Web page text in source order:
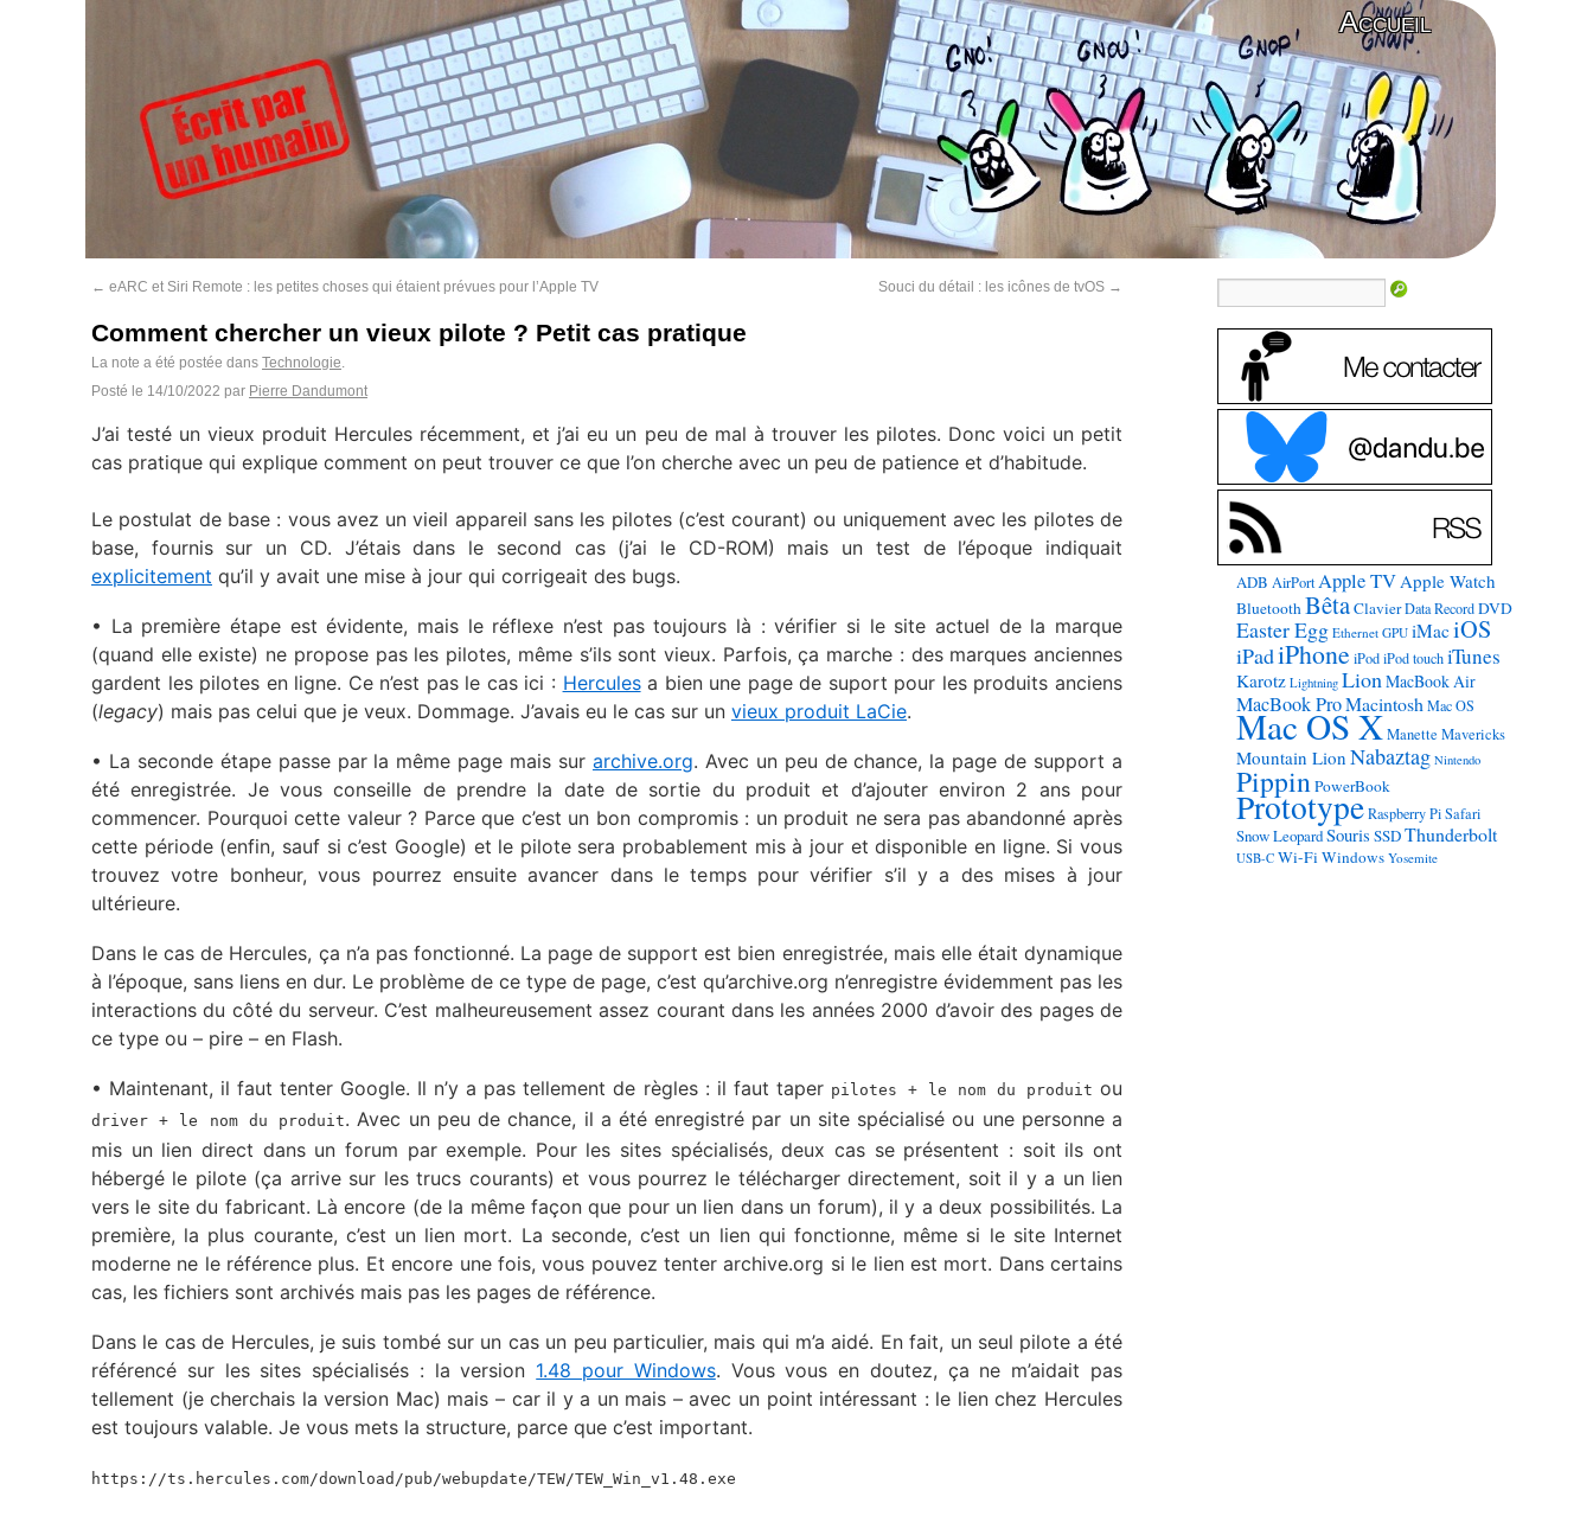
Accueil
← eARC et Siri Remote : les petites choses qui étaient prévues pour l’Apple TV Souci du détail : les icônes de tvOS →
Comment chercher un vieux pilote ? Petit cas pratique
La note a été postée dans Technologie.
Posté le 14/10/2022 par Pierre Dandumont
J’ai testé un vieux produit Hercules récemment, et j’ai eu un peu de mal à trouver les pilotes. Donc voici un petit
cas pratique qui explique comment on peut trouver ce que l’on cherche avec un peu de patience et d’habitude.
Le postulat de base : vous avez un vieil appareil sans les pilotes (c’est courant) ou uniquement avec les pilotes de
base, fournis sur un CD. J’étais dans le second cas (j’ai le CD-ROM) mais un test de l’époque indiquait
explicitement qu’il y avait une mise à jour qui corrigeait des bugs.
• La première étape est évidente, mais le réflexe n’est pas toujours là : vérifier si le site actuel de la marque
(quand elle existe) ne propose pas les pilotes, même s’ils sont vieux. Parfois, ça marche : des marques anciennes
gardent les pilotes en ligne. Ce n’est pas le cas ici : Herculesa bien une page de suport pour les produits anciens
(legacy) mais pas celui que je veux. Dommage. J’avais eu le cas sur un vieux produit LaCie.
• La seconde étape passe par la même page mais sur archive.org. Avec un peu de chance, la page de support a
été enregistrée. Je vous conseille de prendre la date de sortie du produit et d’ajouter environ 2 ans pour
commencer. Pourquoi cette valeur ? Parce que c’est un bon compromis : un produit ne sera pas abandonné après
cette période (enfin, sauf si c’est Google) et le pilote sera probablement mis à jour et disponible en ligne. Si vous
trouvez votre bonheur, vous pourrez ensuite avancer dans le temps pour vérifier s’il y a des mises à jour
ultérieure.
Dans le cas de Hercules, ça n’a pas fonctionné. La page de support est bien enregistrée, mais elle était dynamique
à l’époque, sans liens en dur. Le problème de ce type de page, c’est qu’archive.org n’enregistre évidemment pas les
interactions du côté du serveur. C’est malheureusement assez courant dans les années 2000 d’avoir des pages de
ce type ou – pire – en Flash.
• Maintenant, il faut tenter Google. Il n’y a pas tellement de règles : il faut taper pilotes + le nom du produit ou
driver + le nom du produit. Avec un peu de chance, il a été enregistré par un site spécialisé ou une personne a
mis un lien direct dans un forum par exemple. Pour les sites spécialisés, deux cas se présentent : soit ils ont
hébergé le pilote (ça arrive sur les trucs courants) et vous pourrez le télécharger directement, soit il y a un lien
vers le site du fabricant. Là encore (de la même façon que pour un lien dans un forum), il y a deux possibilités. La
première, la plus courante, c’est un lien mort. La seconde, c’est un lien qui fonctionne, même si le site Internet
moderne ne le référence plus. Et encore une fois, vous pouvez tenter archive.org si le lien est mort. Dans certains
cas, les fichiers sont archivés mais pas les pages de référence.
Dans le cas de Hercules, je suis tombé sur un cas un peu particulier, mais qui m’a aidé. En fait, un seul pilote a été
référencé sur les sites spécialisés : la version 1.48 pour Windows. Vous vous en doutez, ça ne m’aidait pas
tellement (je cherchais la version Mac) mais – car il y a un mais – avec un point intéressant : le lien chez Hercules
est toujours valable. Je vous mets la structure, parce que c’est important.
https://ts.hercules.com/download/pub/webupdate/TEW/TEW_Win_v1.48.exe
ADB AirPort Apple TVApple Watch
BluetoothBêtaClavier Data Record DVD
Easter Egg Ethernet GPU iMaciOS
iPadiPhone iPod iPod touch iTunes
Karotz Lightning LionMacBook Air
MacBook ProMacintosh Mac OS
Mac OS X Manette Mavericks
Mountain Lion Nabaztag Nintendo
PippinPowerBook
Prototype Raspberry Pi Safari
Snow LeopardSouris SSDThunderbolt
USB-C Wi-FiWindows Yosemite